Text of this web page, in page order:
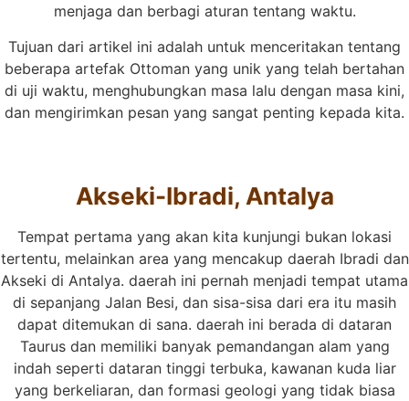
menjaga dan berbagi aturan tentang waktu.
Tujuan dari artikel ini adalah untuk menceritakan tentang
beberapa artefak Ottoman yang unik yang telah bertahan
di uji waktu, menghubungkan masa lalu dengan masa kini,
dan mengirimkan pesan yang sangat penting kepada kita.
Akseki-Ibradi, Antalya
Tempat pertama yang akan kita kunjungi bukan lokasi
tertentu, melainkan area yang mencakup daerah Ibradi dan
Akseki di Antalya. daerah ini pernah menjadi tempat utama
di sepanjang Jalan Besi, dan sisa-sisa dari era itu masih
dapat ditemukan di sana. daerah ini berada di dataran
Taurus dan memiliki banyak pemandangan alam yang
indah seperti dataran tinggi terbuka, kawanan kuda liar
yang berkeliaran, dan formasi geologi yang tidak biasa